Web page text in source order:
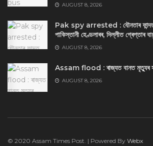
AUGUST 8, 2026
Pak spy arrested : যৌনতাৰ ফান্দত
পাকিস্তানী হেণ্ডলাৰৰ, দিল্লীত গ্ৰেপ্তাৰ
AUGUST 8, 2026
Assam flood : ৰাজ্যত বানত মৃত্যুৰ
AUGUST 8, 2026
© 2020 Assam Times Post. | Powered By Webx